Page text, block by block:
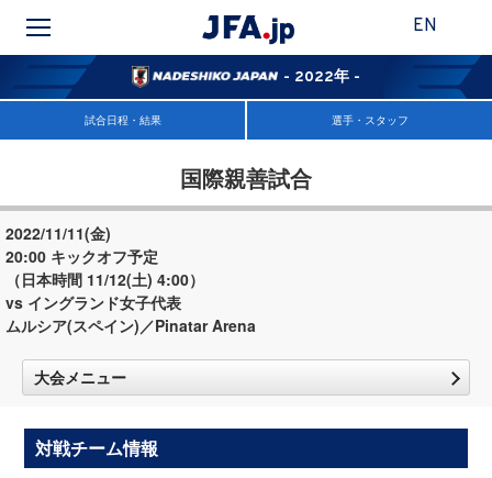
EN
- 2022年 -
試合日程・結果 選手・スタッフ
国際親善試合
2022/11/11(金)
20:00 キックオフ予定
（日本時間 11/12(土) 4:00）
vs イングランド女子代表
ムルシア(スペイン)／Pinatar Arena
大会メニュー
対戦チーム情報